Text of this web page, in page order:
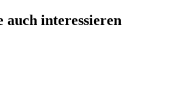
auch interessieren